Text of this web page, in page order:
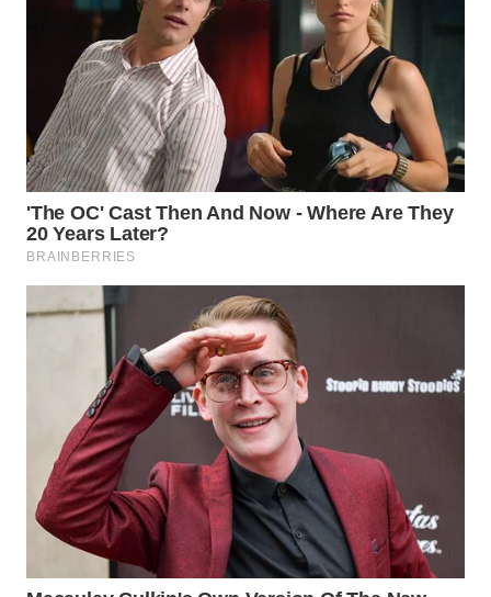
WN
MANDALIKA
WN
LIKUPANG
WN
LABUANBAJO
BORNEO
WAHANA
NEWS
WAHANA